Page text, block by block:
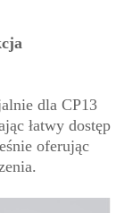
dla CP13
łatwy dostęp
oferując